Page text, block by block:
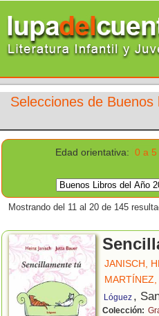
Selecciones de Buenos
Edad orientativa: 0 a 5
Mostrando del 11 al 20 de 145
JANISCH,
Lóguez ,
Colección: